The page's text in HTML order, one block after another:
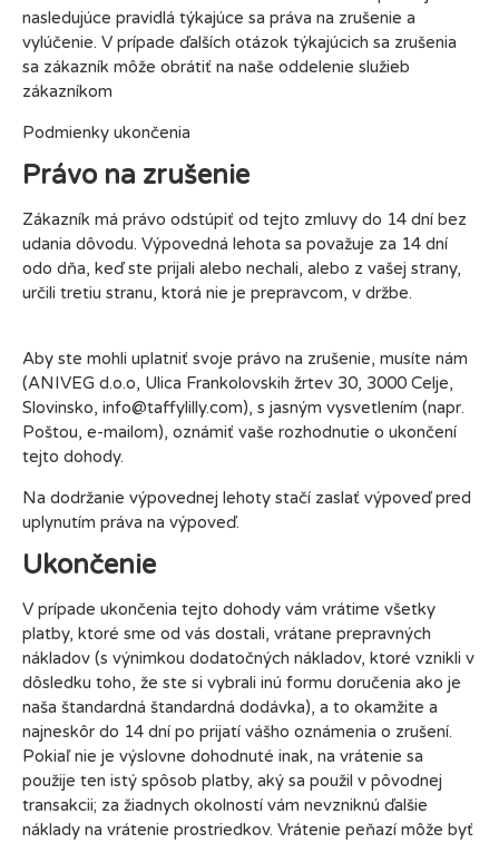
nasledujúce pravidlá týkajúce sa práva na zrušenie a
vylúčenie. V prípade ďalších otázok týkajúcich sa zrušenia
sa zákazník môže obrátiť na naše oddelenie služieb
zákazníkom
Podmienky ukončenia
Právo na zrušenie
Zákazník má právo odstúpiť od tejto zmluvy do 14 dní bez
udania dôvodu. Výpovedná lehota sa považuje za 14 dní
odo dňa, keď ste prijali alebo nechali, alebo z vašej strany,
určili tretiu stranu, ktorá nie je prepravcom, v držbe.
Aby ste mohli uplatniť svoje právo na zrušenie, musíte nám
(ANIVEG d.o.o, Ulica Frankolovskih žrtev 30, 3000 Celje,
Slovinsko, info@taffylilly.com), s jasným vysvetlením (napr.
Poštou, e-mailom), oznámiť vaše rozhodnutie o ukončení
tejto dohody.
Na dodržanie výpovednej lehoty stačí zaslať výpoveď pred
uplynutím práva na výpoveď.
Ukončenie
V prípade ukončenia tejto dohody vám vrátime všetky
platby, ktoré sme od vás dostali, vrátane prepravných
nákladov (s výnimkou dodatočných nákladov, ktoré vznikli v
dôsledku toho, že ste si vybrali inú formu doručenia ako je
naša štandardná štandardná dodávka), a to okamžite a
najneskôr do 14 dní po prijatí vášho oznámenia o zrušení.
Pokiaľ nie je výslovne dohodnuté inak, na vrátenie sa
použije ten istý spôsob platby, aký sa použil v pôvodnej
transakcii; za žiadnych okolností vám nevzniknú ďalšie
náklady na vrátenie prostriedkov. Vrátenie peňazí môže byť